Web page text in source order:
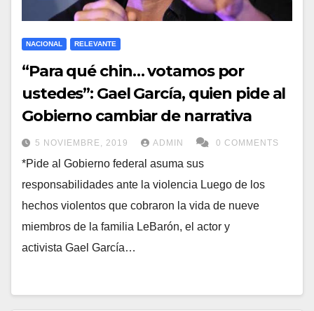
NACIONAL RELEVANTE
“Para qué chin… votamos por
ustedes”: Gael García, quien pide al
Gobierno cambiar de narrativa
5 NOVIEMBRE, 2019 ADMIN 0 COMMENTS
*Pide al Gobierno federal asuma sus
responsabilidades ante la violencia Luego de los
hechos violentos que cobraron la vida de nueve
miembros de la familia LeBarón, el actor y
activista Gael García…